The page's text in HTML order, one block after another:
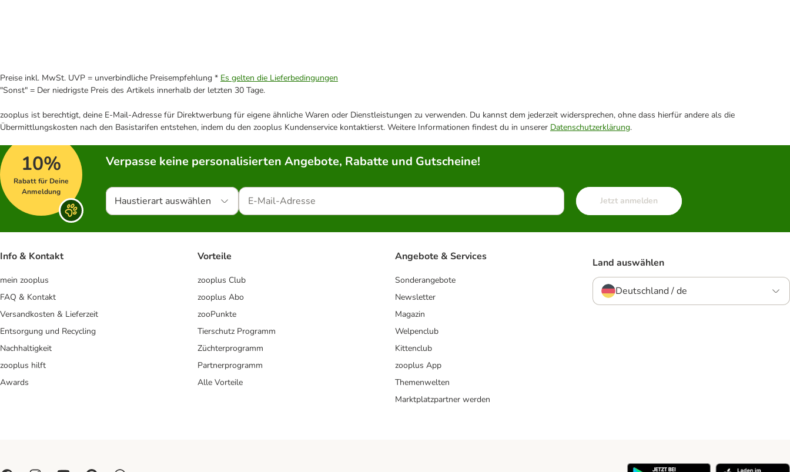
Preise inkl. MwSt. UVP = unverbindliche Preisempfehlung * Es gelten die Lieferbedingungen
"Sonst" = Der niedrigste Preis des Artikels innerhalb der letzten 30 Tage.
zooplus ist berechtigt, deine E-Mail-Adresse für Direktwerbung für eigene ähnliche Waren oder Dienstleistungen zu verwenden. Du kannst dem jederzeit widersprechen, ohne dass hierfür andere als die
Übermittlungskosten nach den Basistarifen entstehen, indem du den zooplus Kundenservice kontaktierst. Weitere Informationen findest du in unserer Datenschutzerklärung.
10%
Rabatt für Deine
Anmeldung
Verpasse keine personalisierten Angebote, Rabatte und Gutscheine!
Haustierart auswählen Jetzt anmelden
Info & Kontakt
mein zooplus
FAQ & Kontakt
Versandkosten & Lieferzeit
Entsorgung und Recycling
Nachhaltigkeit
zooplus hilft
Awards
Vorteile
zooplus Club
zooplus Abo
zooPunkte
Tierschutz Programm
Züchterprogramm
Partnerprogramm
Alle Vorteile
Angebote & Services
Sonderangebote
Newsletter
Magazin
Welpenclub
Kittenclub
zooplus App
Themenwelten
Marktplatzpartner werden
Land auswählen
Deutschland / de